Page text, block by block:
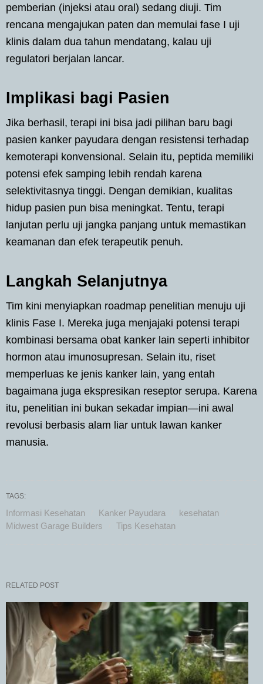
pemberian (injeksi atau oral) sedang diuji. Tim
rencana mengajukan paten dan memulai fase I uji
klinis dalam dua tahun mendatang, kalau uji
regulatori berjalan lancar.
Implikasi bagi Pasien
Jika berhasil, terapi ini bisa jadi pilihan baru bagi
pasien kanker payudara dengan resistensi terhadap
kemoterapi konvensional. Selain itu, peptida memiliki
potensi efek samping lebih rendah karena
selektivitasnya tinggi. Dengan demikian, kualitas
hidup pasien pun bisa meningkat. Tentu, terapi
lanjutan perlu uji jangka panjang untuk memastikan
keamanan dan efek terapeutik penuh.
Langkah Selanjutnya
Tim kini menyiapkan roadmap penelitian menuju uji
klinis Fase I. Mereka juga menjajaki potensi terapi
kombinasi bersama obat kanker lain seperti inhibitor
hormon atau imunosupresan. Selain itu, riset
memperluas ke jenis kanker lain, yang entah
bagaimana juga ekspresikan reseptor serupa. Karena
itu, penelitian ini bukan sekadar impian—ini awal
revolusi berbasis alam liar untuk lawan kanker
manusia.
TAGS:
Informasi Kesehatan Kanker Payudara
kesehatan
Midwest Garage Builders
Tips Kesehatan
RELATED POST